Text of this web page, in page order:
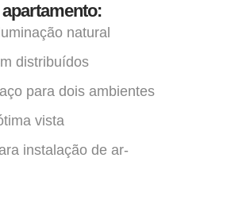
natural
distribuídos
para dois ambientes
vista
instalação de ar-